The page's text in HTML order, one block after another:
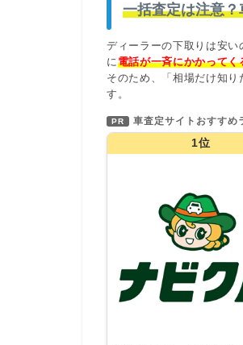
一括査定は注意
ディーラーの下取りは安
に 電話が一斉にかかってく
そのため、「相場だけ知
す。
PR 車査定サイトおすすめ
1位